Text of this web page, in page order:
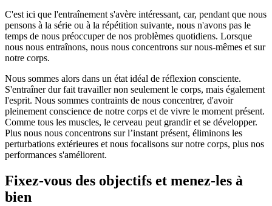
C'est ici que l'entraînement s'avère intéressant, car, pendant que nous
pensons à la série ou à la répétition suivante, nous n'avons pas le
temps de nous préoccuper de nos problèmes quotidiens. Lorsque
nous nous entraînons, nous nous concentrons sur nous-mêmes et sur
notre corps.
Nous sommes alors dans un état idéal de réflexion consciente.
S'entraîner dur fait travailler non seulement le corps, mais également
l'esprit. Nous sommes contraints de nous concentrer, d'avoir
pleinement conscience de notre corps et de vivre le moment présent.
Comme tous les muscles, le cerveau peut grandir et se développer.
Plus nous nous concentrons sur l’instant présent, éliminons les
perturbations extérieures et nous focalisons sur notre corps, plus nos
performances s'améliorent.
Fixez-vous des objectifs et menez-les à
bien